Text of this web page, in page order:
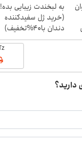
به لبخندت زیبایی بده!
(خرید ژل سفیدکننده
دندان با40%تخفیف)